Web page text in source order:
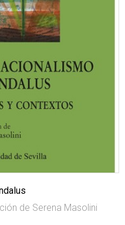
de Serena Masolini